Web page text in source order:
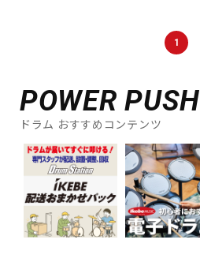
1
POWER PUSH
ドラム おすすめコンテンツ